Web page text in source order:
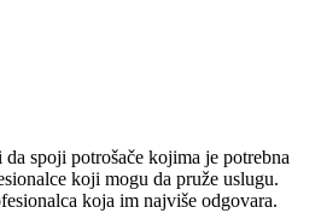
spoji potrošače kojima je potrebna
koji mogu da pruže uslugu.
koja im najviše odgovara.